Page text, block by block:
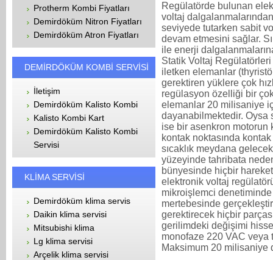
Protherm Kombi Fiyatları
Demirdöküm Nitron Fiyatları
Demirdöküm Atron Fiyatları
DEMİRDÖKÜM KOMBİ SERVİSİ
İletişim
Demirdöküm Kalisto Kombi
Kalisto Kombi Kart
Demirdöküm Kalisto Kombi
Servisi
KLİMA SERVİSİ
Demirdöküm klima servis
Daikin klima servisi
Mitsubishi klima
Lg klima servisi
Arçelik klima servisi
Regülatörde bulunan
voltaj
seviyede tutarken sabit
devam etmesini sağlar.
ile enerji
Statik Voltaj Regülatörleri
iletken elemanlar
gerektiren yüklere çok
regülasyon özelliği bir
elemanlar 20 milisaniye
dayanabilmektedir. Oysa
ise bir asenkron motorun
kontak noktasında
sıcaklık meydana
yüzeyinde tahribata
bünyesinde hiçbir
elektronik voltaj
mikroişlemci
mertebesinde
gerektirecek hiçbir
gerilimdeki değişimi
monofaze 220 VAC veya
Maksimum 20 milisaniye